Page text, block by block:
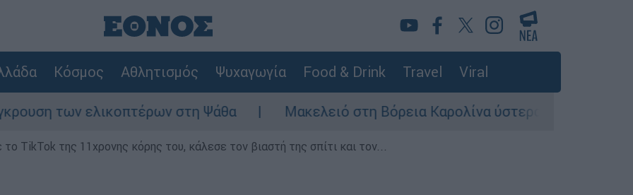
Κόσμος Αθλητισμός Ψυχαγωγία Food & Drink Travel Viral
των ελικοπτέρων στη Ψάθα Μακελειό στη Βόρεια Καρολίνα ύστερα από
TikTok της 11χρονης κόρης του, κάλεσε τον βιαστή της σπίτι και τον...